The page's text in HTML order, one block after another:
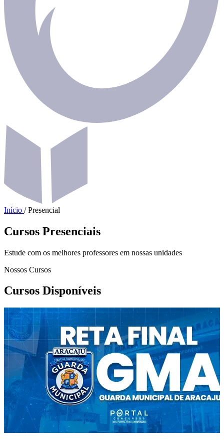
Início / Presencial
Cursos Presenciais
Estude com os melhores professores em nossas unidades
Nossos Cursos
Cursos Disponíveis